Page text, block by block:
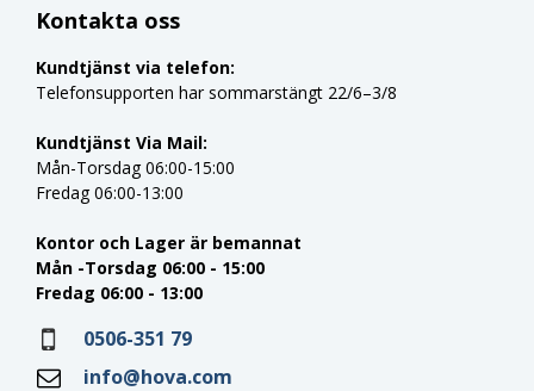
Kontakta oss
Kundtjänst via telefon:
Telefonsupporten har sommarstängt 22/6–3/8
Kundtjänst Via Mail:
Mån-Torsdag 06:00-15:00
Fredag 06:00-13:00
Kontor och Lager är bemannat
Mån -Torsdag 06:00 - 15:00
Fredag 06:00 - 13:00
0506-351 79
info@hova.com